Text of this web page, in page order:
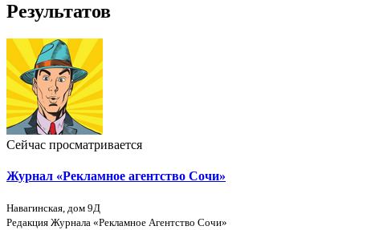
Результатов
Сейчас просматривается
Журнал «Рекламное агентство Сочи»
Навагинская, дом 9Д
Редакция Журнала «Рекламное Агентство Сочи»